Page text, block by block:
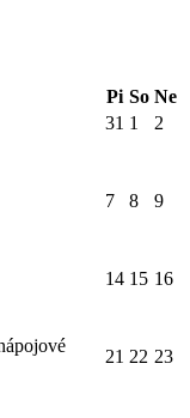
Pi So Ne
31 1 2
7 8 9
14 15 16
21 22 23